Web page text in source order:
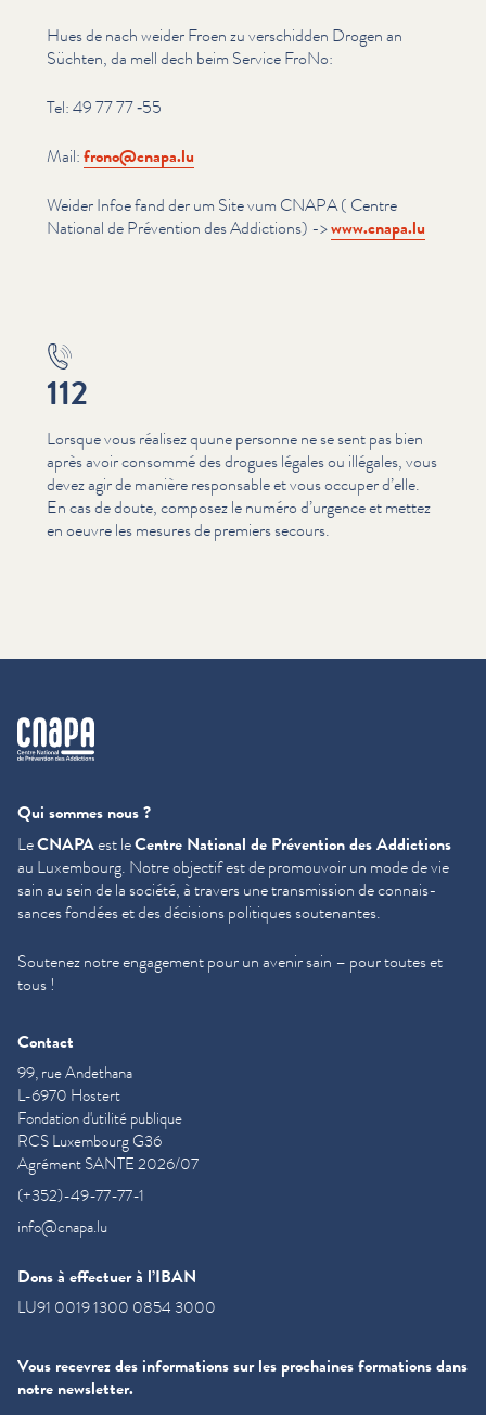
Hues de nach weider Froen zu verschidden Drogen an
Süchten, da mell dech beim Service FroNo:
Tel: 49 77 77 ‑55
Mail:frono@​cnapa.​lu
Weider Infoe fand der um Site vum CNAPA ( Centre
National de Prévention des Addictions) ->www​.cnapa​.lu
112
Lorsque vous réalisez quune personne ne se sent pas bien
après avoir consommé des drogues légales ou illégales, vous
devez agir de manière responsable et vous occuper d’elle.
En cas de doute, composez le numéro d’urgence et mettez
en oeuvre les mesures de premiers secours.
cnapa
Qui sommes nous ?
LeCNAPAest leCentre National de Prévention des Addictions
au Luxembourg. Notre objectif est de promouvoir un mode de vie
sain au sein de la société, à travers une trans­mis­sion de con­nais­
sances fondées et des décisions politiques soutenantes.
Soutenez notre engagement pour un avenir sain – pour toutes et
tous !
Contact
99, rue Andethana
L-6970 Hostert
Fondation d'utilité publique
RCS Luxembourg G36
Agrément SANTE 2026/07
(+352)-49-77-77-1
info@cnapa.lu
Dons à effectuer à l’IBAN
LU91 0019 1300 0854 3000
Vous recevrez des informations sur les prochaines formations dans
notre newsletter.